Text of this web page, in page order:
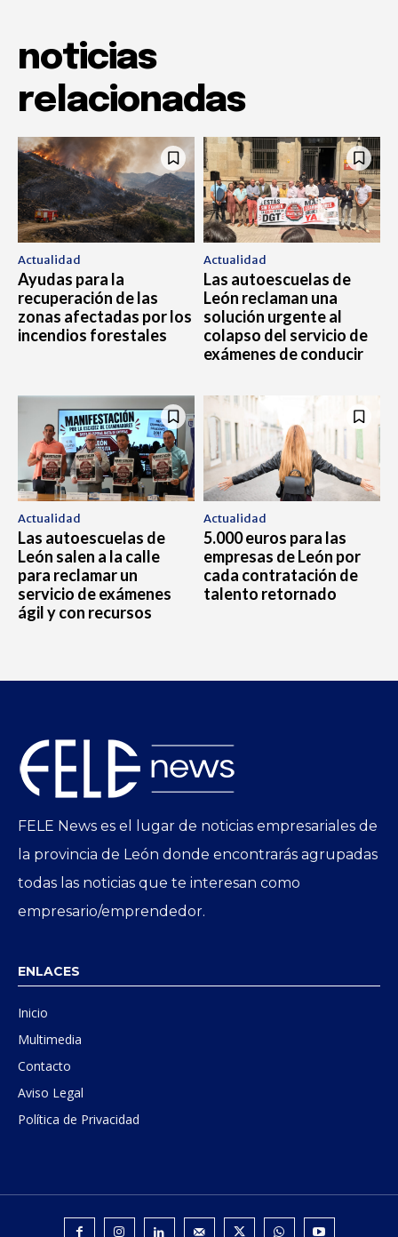
noticias
relacionadas
Actualidad
Ayudas para la
recuperación de las
zonas afectadas por los
incendios forestales
Actualidad
Las autoescuelas de
León reclaman una
solución urgente al
colapso del servicio de
exámenes de conducir
Actualidad
Las autoescuelas de
León salen a la calle
para reclamar un
servicio de exámenes
ágil y con recursos
Actualidad
5.000 euros para las
empresas de León por
cada contratación de
talento retornado
FELE News es el lugar de noticias empresariales de
la provincia de León donde encontrarás agrupadas
todas las noticias que te interesan como
empresario/emprendedor.
ENLACES
Inicio
Multimedia
Contacto
Aviso Legal
Política de Privacidad